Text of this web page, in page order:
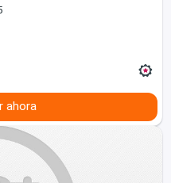
ahora